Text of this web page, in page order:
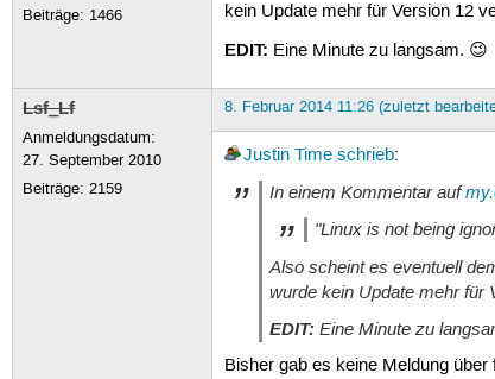
Beiträge: 1466
kein Update mehr für Version 12
EDIT: Eine Minute zu langsam. 😉
Lsf_Lf
Anmeldungsdatum:
27. September 2010
Beiträge:2159
8. Februar 2014 11:26 (zuletzt
Justin Time schrieb:
In einem Kommentar auf
"Linux is not being
Also scheint es eventuell
wurde kein Update mehr für
EDIT:Eine Minute zu
Bisher gab es keine Meldung